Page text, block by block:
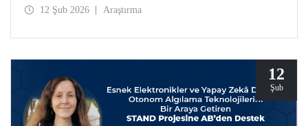
aldığı “ExCISC – Exchange of Best Practices in
(MSCA-SE) programı kapsamında desteklenmeye hak
12 Şub 2026 Araştırma
12
Şub